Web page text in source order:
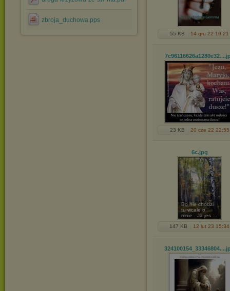
zbroja_duchowa.pps
55 KB 14 gru 22 19:21
7c96116626a1280e32...
23 KB 20 cze 22 22:55
6c.jpg
Bo nie chodzi
tu wcale o
mnie . Ja jes ...
147 KB
12 lut 23 15:34
324100154_33346804...